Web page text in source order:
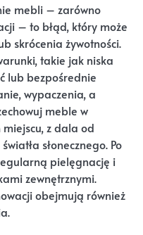
mebli – zarówno
– to błąd, który może
skrócenia żywotności.
takie jak niska
lub bezpośrednie
wypaczenia, a
meble w
z dala od
słonecznego. Po
pielęgnację i
zewnętrznymi.
obejmują również